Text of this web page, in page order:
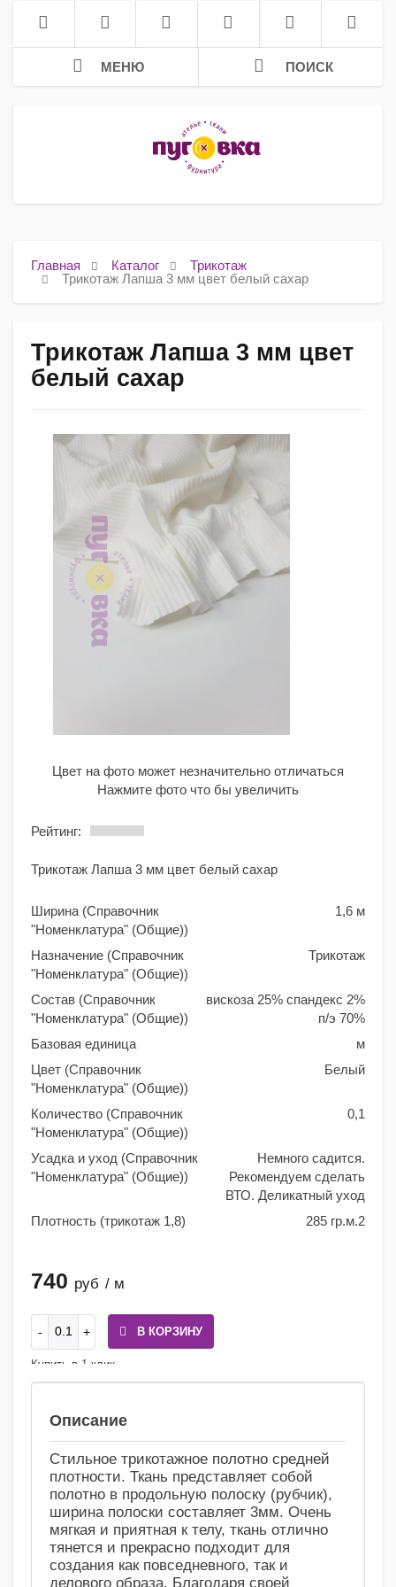
МЕНЮ ПОИСК
Главная Каталог
Трикотаж
Трикотаж Лапша 3 мм цвет белый сахар
Трикотаж Лапша 3 мм цвет
белый сахар
Цвет на фото может незначительно отличаться
Нажмите фото что бы увеличить
Рейтинг:
Трикотаж Лапша 3 мм цвет белый сахар
Ширина (Справочник
"Номенклатура" (Общие))
1,6 м
Назначение (Справочник
"Номенклатура" (Общие))
Трикотаж
Состав (Справочник
"Номенклатура" (Общие))
вискоза 25% спандекс 2%
п/э 70%
Базовая единица
м
Цвет (Справочник
"Номенклатура" (Общие))
Белый
Количество (Справочник
"Номенклатура" (Общие))
0,1
Усадка и уход (Справочник
"Номенклатура" (Общие))
Немного садится.
Рекомендуем сделать
ВТО. Деликатный уход
Плотность (трикотаж 1,8)
285 гр.м.2
740 руб / м
В КОРЗИНУ
Купить в 1 клик
Описание
Стильное трикотажное полотно средней
плотности. Ткань представляет собой
полотно в продольную полоску (рубчик),
ширина полоски составляет 3мм. Очень
мягкая и приятная к телу, ткань отлично
тянется и прекрасно подходит для
создания как повседневного, так и
делового образа. Благодаря своей